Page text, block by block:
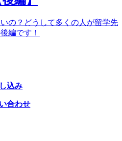
の？どうして多くの人が留学先
編です！
込み
合わせ